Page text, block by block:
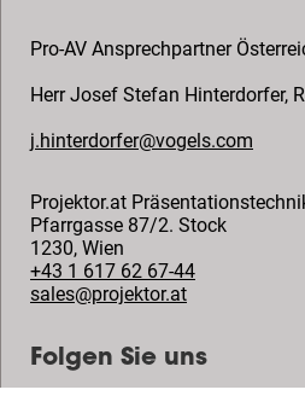
Pro-AV Ansprechpartner
Herr Josef Stefan Hinterdorfer,
j.hinterdorfer@vogels.com
Projektor.at
Pfarrgasse 87/2. Stock
1230, Wien
+43 1 617 62 67-44
sales@projektor.at
Folgen Sie uns